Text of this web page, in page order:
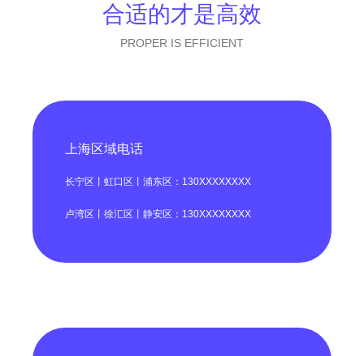
合适的才是高效
PROPER IS EFFICIENT
上海区域电话
长宁区丨虹口区丨浦东区：130XXXXXXXX
卢湾区丨徐汇区丨静安区：130XXXXXXXX